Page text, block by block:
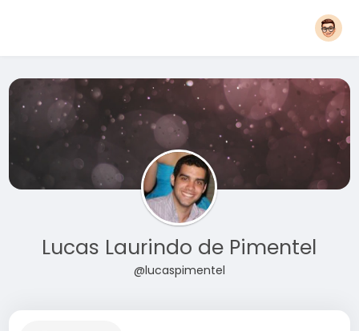
Lucas Laurindo de Pimentel
@lucaspimentel